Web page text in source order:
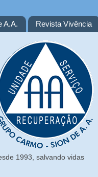
A.A. Revista Vivência
1993, salvando vidas